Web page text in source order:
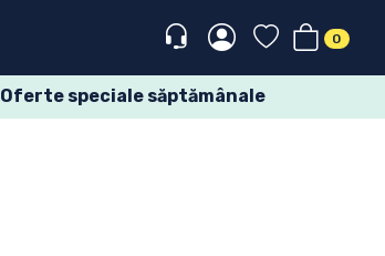
0
Oferte speciale săptămânale